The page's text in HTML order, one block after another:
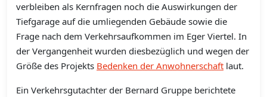
verbleiben als Kernfragen noch die Auswirkungen der
Tiefgarage auf die umliegenden Gebäude sowie die
Frage nach dem Verkehrsaufkommen im Eger Viertel. In
der Vergangenheit wurden diesbezüglich und wegen der
Größe des Projekts Bedenken der Anwohnerschaft laut.
Ein Verkehrsgutachter der Bernard Gruppe berichtete